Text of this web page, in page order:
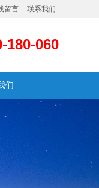
留言 联系我们
180-060
们